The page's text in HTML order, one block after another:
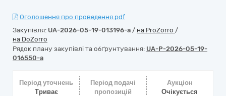
Оголошення про проведення.pdf
Закупівля: UA-2026-05-19-013196-a / на ProZorro /
на DoZorro
Рядок плану закупівлі та обґрунтування: UA-P-2026-05-19-
016550-a
Період уточнень
Триває
Період подачі
пропозицій
Аукціон
Очікується